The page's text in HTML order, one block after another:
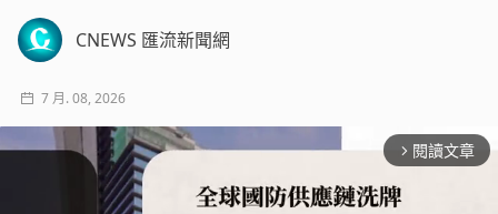
CNEWS 匯流新聞網
7 月. 08, 2026
arrow_forward_ios 閱讀文章